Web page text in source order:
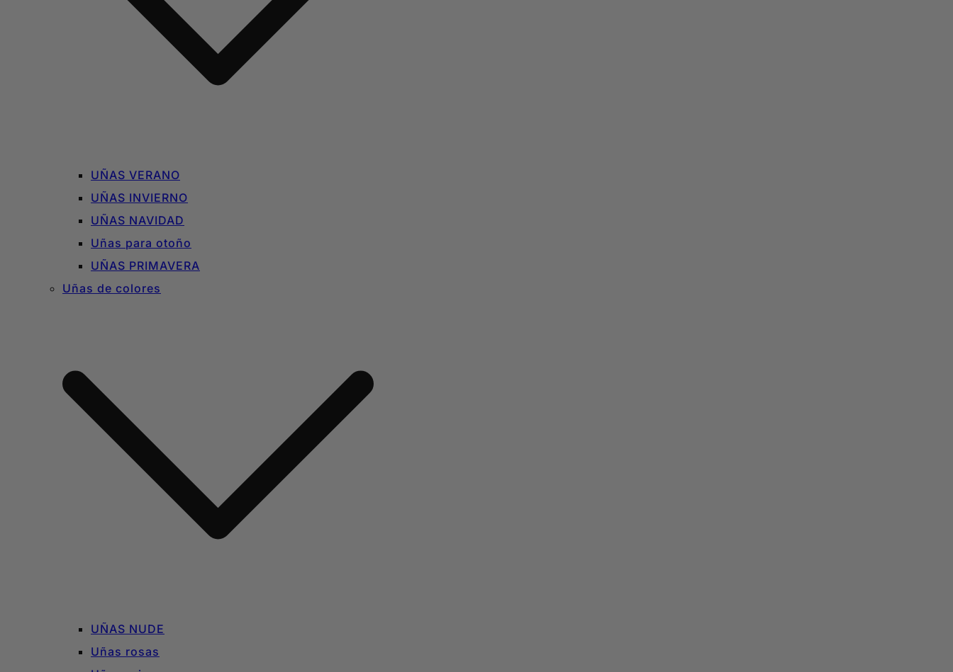
UÑAS VERANO
UÑAS INVIERNO
UÑAS NAVIDAD
Uñas para otoño
UÑAS PRIMAVERA
Uñas de colores
UÑAS NUDE
Uñas rosas